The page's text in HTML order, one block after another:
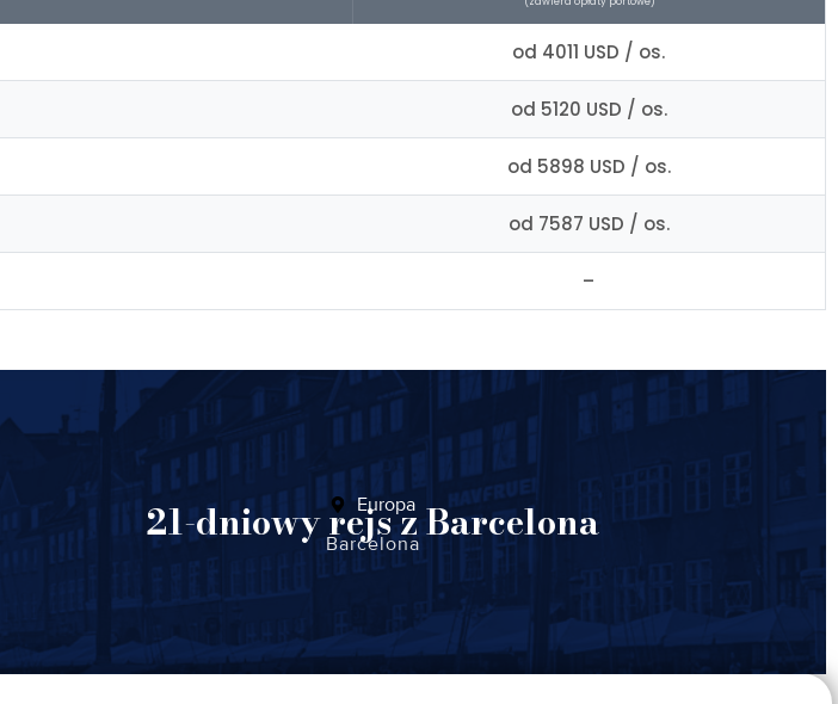
od 4011 USD / os.
od 5120 USD / os.
od 5898 USD / os.
od 7587 USD / os.
–
Europa
21-dniowy rejs z Barcelona
Barcelona